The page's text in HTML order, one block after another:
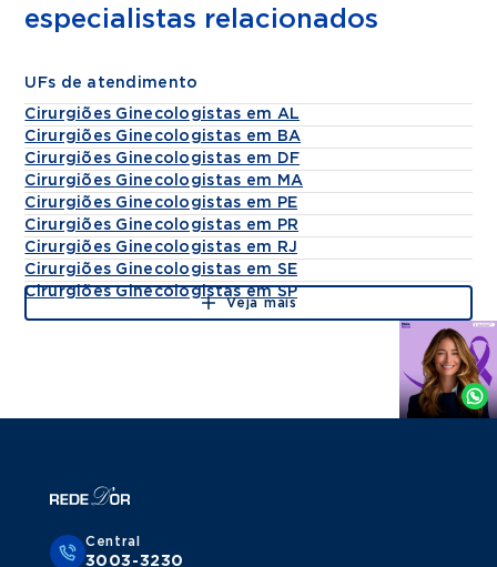
Título de Especialista em Ginecologia e
especialistas relacionados
UFs de atendimento
Cirurgiões Ginecologistas em AL
Cirurgiões Ginecologistas em BA
Cirurgiões Ginecologistas em DF
Cirurgiões Ginecologistas em MA
Cirurgiões Ginecologistas em PE
Cirurgiões Ginecologistas em PR
Cirurgiões Ginecologistas em RJ
Cirurgiões Ginecologistas em SE
Cirurgiões Ginecologistas em SP
Veja mais
Agende
Whatsapp
Central
3003-3230